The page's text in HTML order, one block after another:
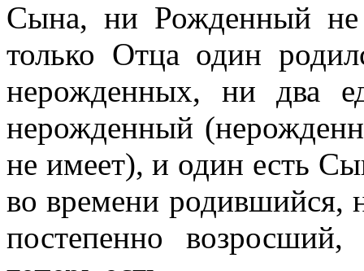
Сына, ни Рожденный не
только Отца один
нерожденных, ни два
нерожденный
не имеет), и один есть
во времени родившийся,
постепенно